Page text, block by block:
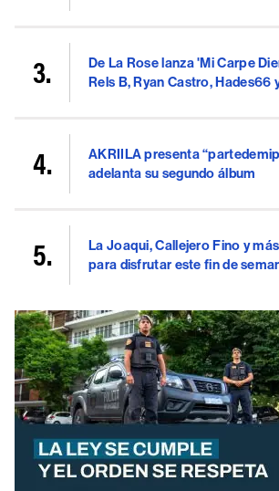
De La Rose lanza 'Mi Carpe
Rels B, Ryan Castro, Hades66
AKRIILA presenta
adelanta su segundo álbum
La Joaqui, Callejero Fino y
para disfrutar este fin de